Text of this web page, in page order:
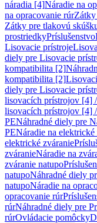
náradia [4]Náradie na
na opracovanie rúrZátky
Zátky pre tlakovú
prostriedkyPríslušenstvo
Lisovacie prístroje
diely pre Lisovacie
kompatibilita [2]
kompatibilita [2]
diely pre Lisovacie
lisovacích prístrojov [4]
lisovacích prístrojov [4]
PENáhradné diely pre
PENáradie na elektrické
elektrické zváranie
zváranieNáradie na
zváranie natupo
natupoNáhradné diely
natupoNáradie na
opracovanie rúr
rúrNáhradné diely pre
rúrOvládacie pomôcky